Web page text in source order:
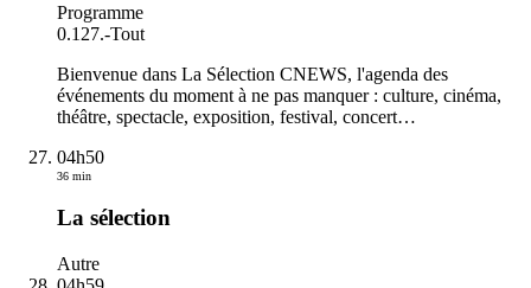
Programme
0.127.-Tout
Bienvenue dans La Sélection CNEWS, l'agenda des
événements du moment à ne pas manquer : culture, cinéma,
théâtre, spectacle, exposition, festival, concert…
04h50
36 min
La sélection
Autre